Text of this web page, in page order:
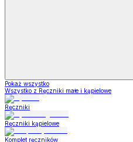
Pokaż wszystko
Wszystko z Ręczniki małe i kąpielowe
Ręczniki
Ręczniki kąpielowe
Komplet ręczników